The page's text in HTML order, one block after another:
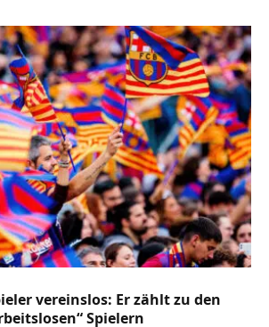
vereinslos: Er zählt zu den
Spielern